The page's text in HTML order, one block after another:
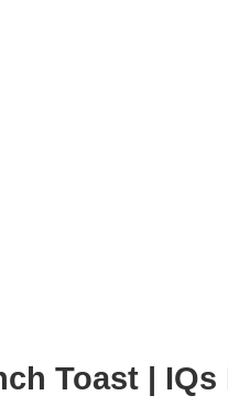
Toast | IQs